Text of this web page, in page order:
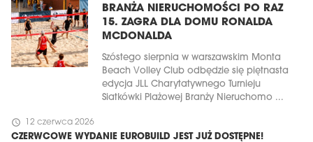
BRANŻA NIERUCHOMOŚCI PO RAZ
15. ZAGRA DLA DOMU RONALDA
MCDONALDA
Szóstego sierpnia w warszawskim Monta
Beach Volley Club odbędzie się piętnasta
edycja JLL Charytatywnego Turnieju
Siatkówki Plażowej Branży Nieruchomo ...
schedule 12 czerwca 2026
CZERWCOWE WYDANIE EUROBUILD JEST JUŻ DOSTĘPNE!